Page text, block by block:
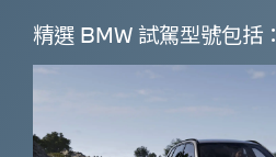
精選 BMW 試駕型號包括：